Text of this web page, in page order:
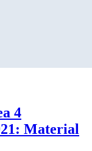
4
Material